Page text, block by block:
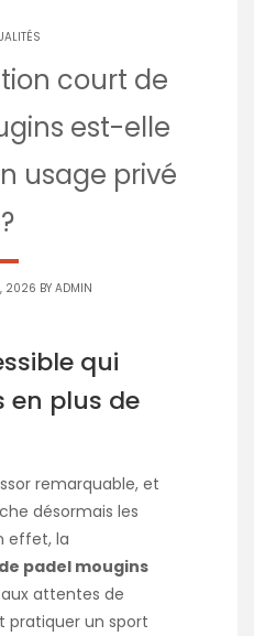
court de
est-elle
usage privé
?
2026 BY ADMIN
qui
en plus de
remarquable, et
désormais les
effet, la
padel mougins
attentes de
pratiquer un sport